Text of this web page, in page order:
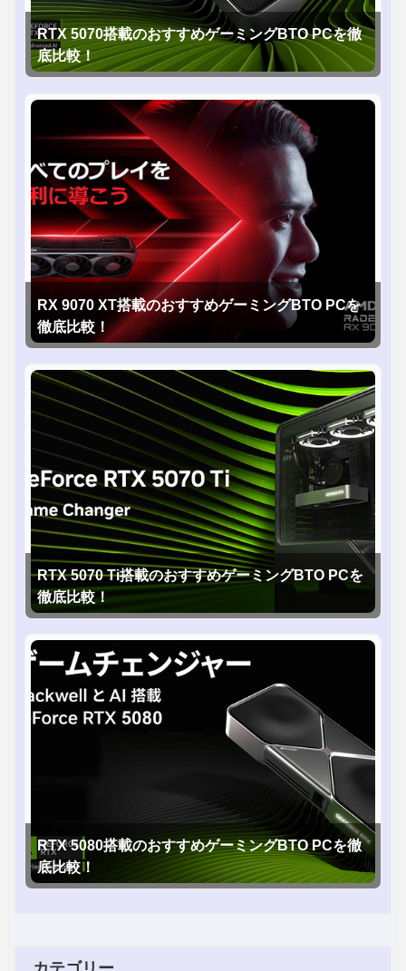
RTX 5070搭載のおすすめゲーミングBTO PCを徹
底比較！
RX 9070 XT搭載のおすすめゲーミングBTO PCを
徹底比較！
RTX 5070 Ti搭載のおすすめゲーミングBTO PCを
徹底比較！
RTX 5080搭載のおすすめゲーミングBTO PCを徹
底比較！